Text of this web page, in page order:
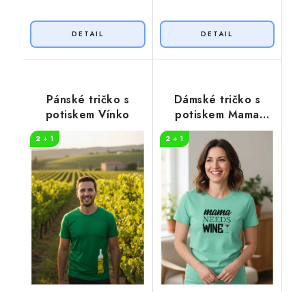
Pánské tričko s
potiskem Vínko
2 + 1
Dámské tričko s
potiskem Mama
needs wine
2 + 1